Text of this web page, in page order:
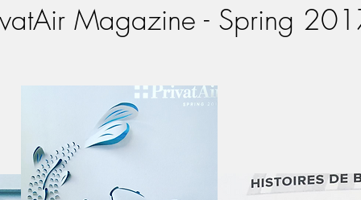
Magazine - Spring